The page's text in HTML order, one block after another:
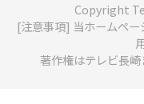
Copyright
[注意事項] 当ホームペ
著作権はテレビ長崎